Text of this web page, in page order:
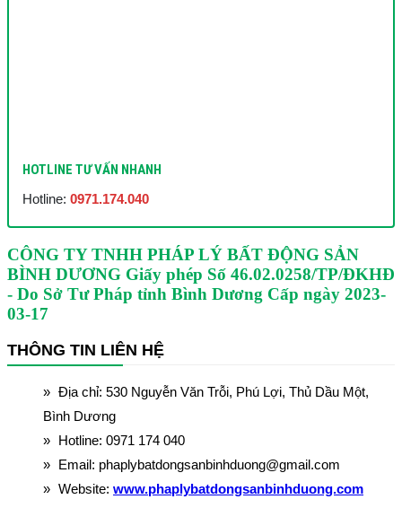
HOTLINE TƯ VẤN NHANH
Hotline: 0971.174.040
CÔNG TY TNHH PHÁP LÝ BẤT ĐỘNG SẢN
BÌNH DƯƠNG Giấy phép Số 46.02.0258/TP/ĐKHĐ
- Do Sở Tư Pháp tỉnh Bình Dương Cấp ngày 2023-
03-17
THÔNG TIN LIÊN HỆ
Địa chỉ: 530 Nguyễn Văn Trỗi, Phú Lợi, Thủ Dầu Một,
Bình Dương
Hotline: 0971 174 040
Email: phaplybatdongsanbinhduong@gmail.com
Website: www.phaplybatdongsanbinhduong.com